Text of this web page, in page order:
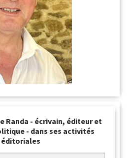
Randa - écrivain, éditeur et
- dans ses activités
éditoriales